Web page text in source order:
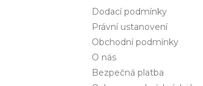
Dodací podmínky
Právní ustanovení
Obchodní podmínky
O nás
Bezpečná platba